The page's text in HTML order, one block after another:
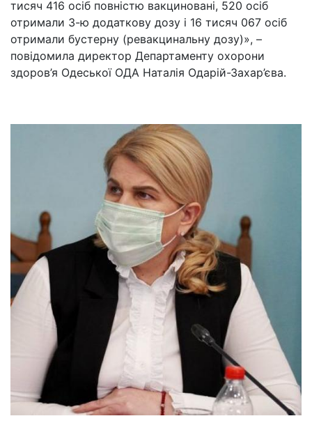
тисяч 416 осіб повністю вакциновані, 520 осіб
отримали 3-ю додаткову дозу і 16 тисяч 067 осіб
отримали бустерну (ревакцинальну дозу)», –
повідомила директор Департаменту охорони
здоров’я Одеської ОДА Наталія Одарій-Захар’єва.